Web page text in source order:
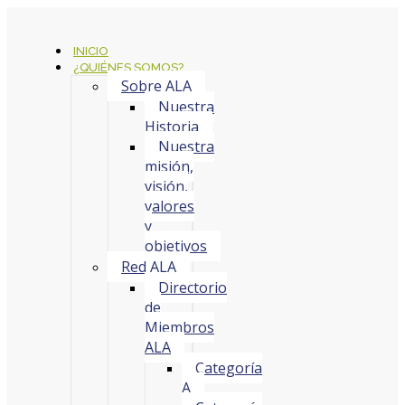
INICIO
¿QUIÉNES SOMOS?
Sobre ALA
Nuestra
Historia
Nuestra
misión,
visión,
valores
y
objetivos
Red ALA
Directorio
de
Miembros
ALA
Categoría
A